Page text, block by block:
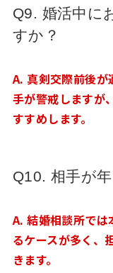
Q9. 婚活中に
すか？
A. 真剣交際前後が
手が警戒しますが
すすめします。
Q10. 相手が
A. 結婚相談所では
るケースが多く、
きます。